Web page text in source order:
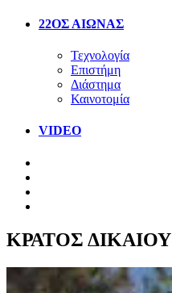
22ΟΣ ΑΙΩΝΑΣ
Τεχνολογία
Επιστήμη
Διάστημα
Καινοτομία
VIDEO
ΚΡΑΤΟΣ ΔΙΚΑΙΟΥ